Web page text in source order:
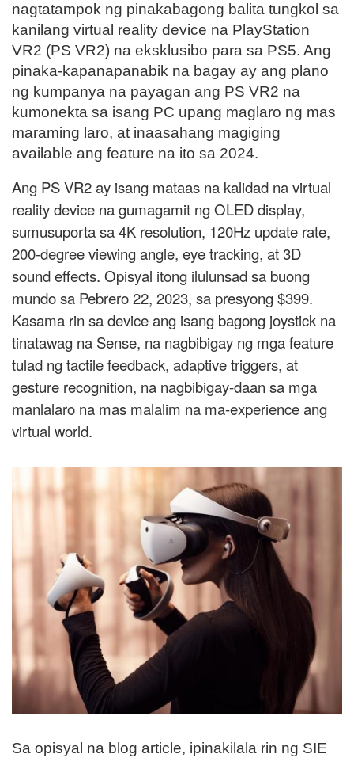
nagtatampok ng pinakabagong balita tungkol sa
kanilang virtual reality device na PlayStation
VR2 (PS VR2) na eksklusibo para sa PS5. Ang
pinaka-kapanapanabik na bagay ay ang plano
ng kumpanya na payagan ang PS VR2 na
kumonekta sa isang PC upang maglaro ng mas
maraming laro, at inaasahang magiging
available ang feature na ito sa 2024.
Ang PS VR2 ay isang mataas na kalidad na virtual
reality device na gumagamit ng OLED display,
sumusuporta sa 4K resolution, 120Hz update rate,
200-degree viewing angle, eye tracking, at 3D
sound effects. Opisyal itong ilulunsad sa buong
mundo sa Pebrero 22, 2023, sa presyong $399.
Kasama rin sa device ang isang bagong joystick na
tinatawag na Sense, na nagbibigay ng mga feature
tulad ng tactile feedback, adaptive triggers, at
gesture recognition, na nagbibigay-daan sa mga
manlalaro na mas malalim na ma-experience ang
virtual world.
Sa opisyal na blog article, ipinakilala rin ng SIE